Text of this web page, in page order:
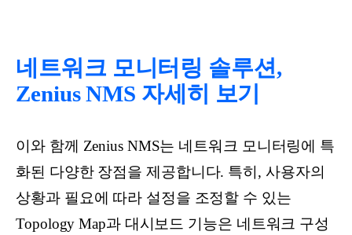
네트워크 모니터링 솔루션,
Zenius NMS 자세히 보기
이와 함께 Zenius NMS는 네트워크 모니터링에 특
화된 다양한 장점을 제공합니다. 특히, 사용자의
상황과 필요에 따라 설정을 조정할 수 있는
Topology Map과 대시보드 기능은 네트워크 구성